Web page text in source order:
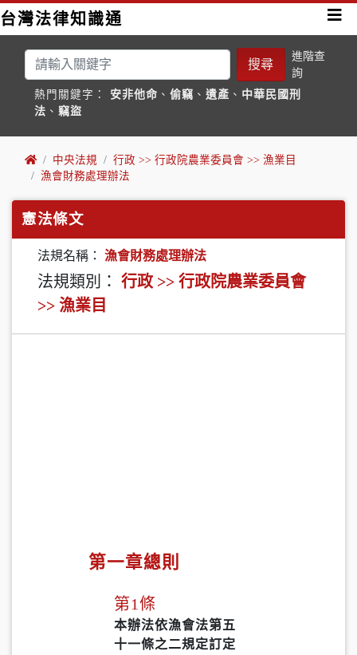
台灣法律知識通
搜尋
進階查
詢
熱門關鍵字： 安非他命 、 偷竊 、 遺產 、 中華民國刑
法 、 竊盜
中央法規
行政 >> 行政院農業委員會 >> 漁業目
漁會財務處理辦法
憲法條文
法規名稱： 漁會財務處理辦法
法規類別： 行政 >> 行政院農業委員會
>> 漁業目
第一章總則
第1條
本辦法依漁會法第五
十一條之二規定訂定